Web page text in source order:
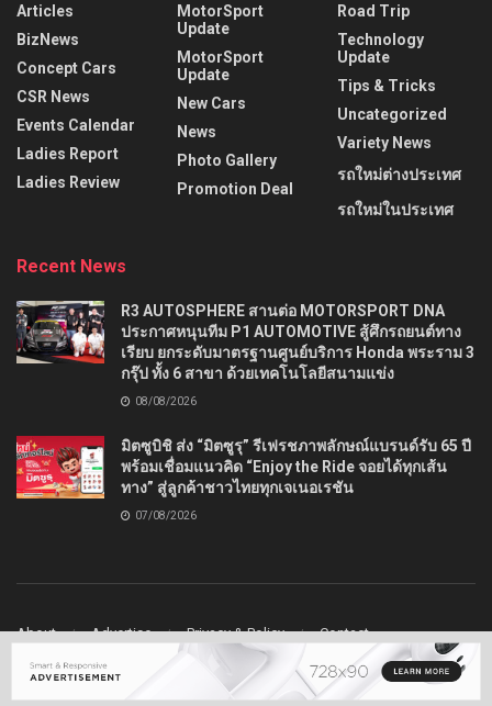
Articles
BizNews
Concept Cars
CSR News
Events Calendar
Ladies Report
Ladies Review
MotorSport
Update
MotorSport
Update
New Cars
News
Photo Gallery
Promotion Deal
Road Trip
Technology
Update
Tips & Tricks
Uncategorized
Variety News
รถใหม่ต่างประเทศ
รถใหม่ในประเทศ
Recent News
R3 AUTOSPHERE สานต่อ MOTORSPORT DNA
ประกาศหนุนทีม P1 AUTOMOTIVE สู้ศึกรถยนต์ทาง
เรียบ ยกระดับมาตรฐานศูนย์บริการ Honda พระราม 3
กรุ๊ป ทั้ง 6 สาขา ด้วยเทคโนโลยีสนามแข่ง
08/08/2026
มิตซูบิชิ ส่ง “มิตซูรุ” รีเฟรชภาพลักษณ์แบรนด์รับ 65 ปี
พร้อมเชื่อมแนวคิด “Enjoy the Ride จอยได้ทุกเส้น
ทาง” สู่ลูกค้าชาวไทยทุกเจเนอเรชัน
07/08/2026
About Advertise Privacy & Policy Contact
© 2022Ladydrive
- Premium WordPress news & magazine theme by
Jegtheme.